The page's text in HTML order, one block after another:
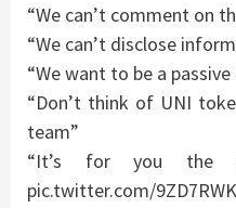
“We can’t comment on
“We can’t disclose
“We want to be a passive
“Don’t think of UNI
team”
“It’s for you the
pic.twitter.com/